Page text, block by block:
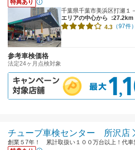
特典あり
千葉県千葉市美浜区打瀬１
エリアの中心から
:27.2km
4.3 （97件）
参考車検価格
法定24ヶ月点検対象
チューブ車検センター 所沢店
創業５7年！ 累計取扱い１００万台以上！代車